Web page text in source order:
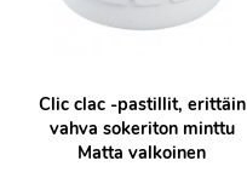
Clic clac -pastillit, erittäin
vahva sokeriton minttu
Matta valkoinen